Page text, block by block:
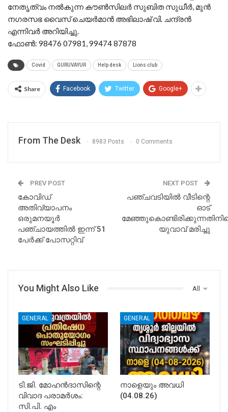
നേതൃത്വം നൽകുന്ന കൗൺസിലർ സുബിത സുധീർ, മുൻ
നഗരസഭ വൈസ് ചെയർമാൻ അഭിലാഷ് വി. ചന്ദ്രൻ
എന്നിവർ അറിയിച്ചു.
ഫോൺ: 98476 07981, 99474 87878
Covid GURUVAYUR Help desk Lions club
Share Facebook Twitter Google+
From The Desk 8983 Posts 0 Comments
PREV POST
കോവിഡ്
അതിവ്യാപനം
ഒരുമനയൂർ
പഞ്ചായത്തിൽ ഇന്ന് 51
പേർക്ക് പോസറ്റിവ്
NEXT POST
പഞ്ചവടിയിൽ വീടിന്റെ
ഓട്
യുവാവ് മരിച്ചു
All
You Might Also Like
GENERAL
ടി.ജി. മോഹൻദാസിന്റെ
വിവാദ പരാമർശം:
സി.പി. എം
GENERAL
നാളെയും അവധി
(04.08.26)